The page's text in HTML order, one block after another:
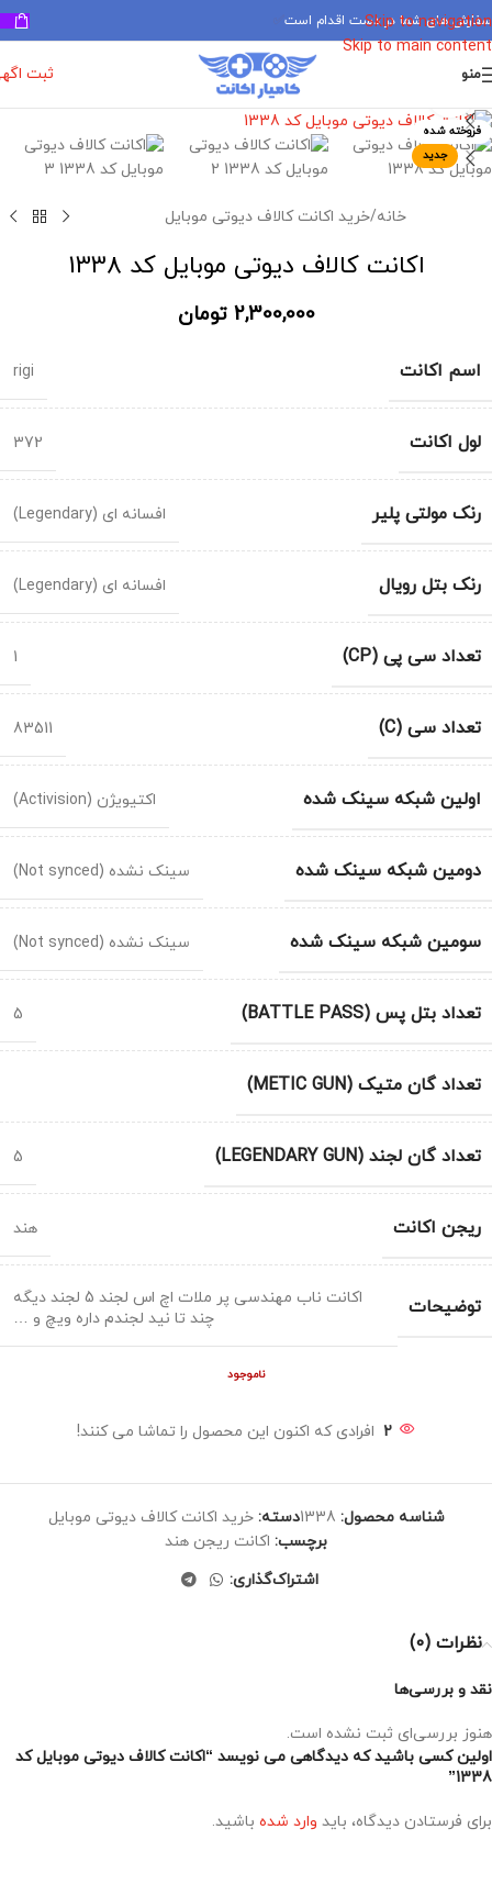
Skip to navigation
Skip to main content
سفارش های شما در دست اقدام است
منو ثبت
فروخته شده
جدید
برای بزرگنمایی کلیک کنید
خانه/خرید اکانت کالاف دیوتی موبایل
اکانت کالاف دیوتی موبایل کد 1338
2,300,000 تومان
اسم اکانت rigi
لول اکانت 372
رنک مولتی پلیر افسانه ای (Legendary)
رنک بتل رویال افسانه ای (Legendary)
تعداد سی پی (CP) 1
تعداد سی (C) 83511
اولین شبکه سینک شده اکتیویژن (Activision)
دومین شبکه سینک شده سینک نشده (Not synced)
سومین شبکه سینک شده سینک نشده (Not synced)
تعداد بتل پس (BATTLE PASS) 5
تعداد گان متیک (METIC GUN)
تعداد گان لجند (LEGENDARY GUN) 5
ریجن اکانت هند
توضیحات
اکانت ناب مهندسی پر ملات اچ اس لجند 5 لجند دیگه
چند تا نید لجندم داره ویچ و …
ناموجود
2 افرادی که اکنون این محصول را تماشا می کنند!
شناسه محصول: 1338دسته: خرید اکانت کالاف دیوتی موبایل
برچسب: اکانت ریجن هند
اشتراک‌گذاری:
نظرات (0)
نقد و بررسی‌ها
هنوز بررسی‌ای ثبت نشده است.
اولین کسی باشید که دیدگاهی می نویسد “اکانت کالاف دیوتی موبایل کد
1338”
برای فرستادن دیدگاه، باید وارد شده باشید.